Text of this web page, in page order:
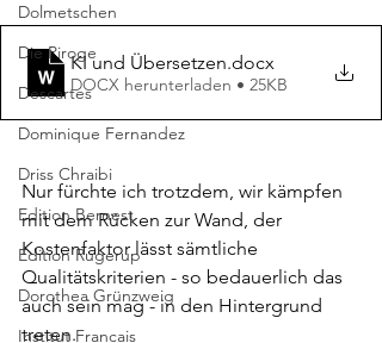
Dolmetschen
Die Piroge
Descartes
Dominique Fernandez
Driss Chraibi
Edition Bernest
Edition Rugerup
Dorothea Grünzweig
Institut Francais
KI und Übersetzen.docx
DOCX herunterladen • 25KB
Nur fürchte ich trotzdem, wir kämpfen
mit dem Rücken zur Wand, der
Kostenfaktor lässt sämtliche
Qualitätskriterien - so bedauerlich das
auch sein mag - in den Hintergrund
treten.